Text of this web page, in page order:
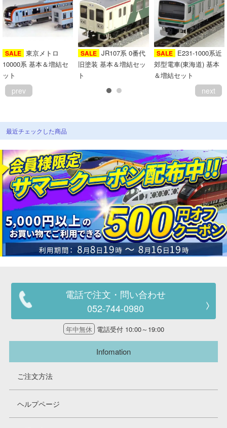
SALE 東京メトロ
10000系 基本＆増結セ
ット
SALE JR107系 0番代
旧塗装 基本＆増結セッ
ト
SALE E231-1000系近
郊型電車(東海道) 基本
＆増結セット
prev next
最近チェックした商品
電話で注文・問い合わせ
052-744-0980
年中無休 電話受付 10:00～19:00
Infomation
ご注文方法
ヘルプページ